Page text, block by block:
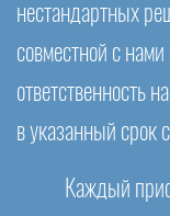
нестандартных
совместной с
ответственность
в указанный срок
Каждый